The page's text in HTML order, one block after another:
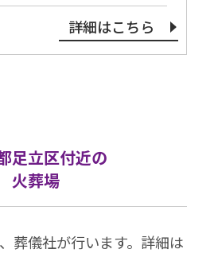
詳細はこちら
足立区付近の
火葬場
葬儀社が⾏います。詳細は